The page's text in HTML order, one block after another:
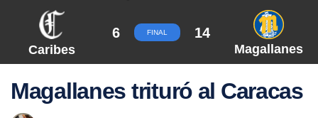
Caribes
6 FINAL 14
Magallanes
Magallanes trituró al Caracas